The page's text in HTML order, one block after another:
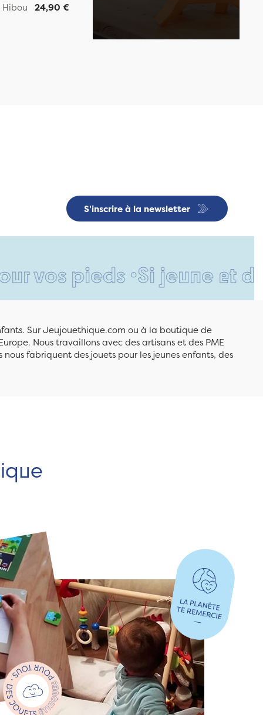
24,90 €
S'inscrire à la newsletter
•Si jeune et déjà si
Sur Jeujouethique.com ou à la boutique de
Nous travaillons avec des artisans et des PME
fabriquent des jouets pour les jeunes enfants, des